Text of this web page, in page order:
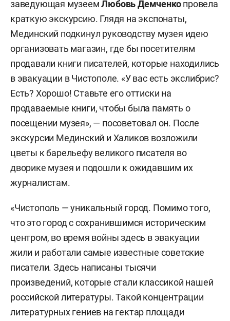
заведующая музеемЛюбовь Демченкопровела
краткую экскурсию. Глядя на экспонаты,
Мединский подкинул руководству музея идею
организовать магазин, где бы посетителям
продавали книги писателей, которые находились
в эвакуации в Чистополе. «У вас есть экслибрис?
Есть? Хорошо! Ставьте его оттиски на
продаваемые книги, чтобы была память о
посещении музея», — посоветовал он. После
экскурсии Мединский и Халиков возложили
цветы к барельефу великого писателя во
дворике музея и подошли к ожидавшим их
журналистам.
«Чистополь — уникальный город. Помимо того,
что это город с сохранившимся историческим
центром, во время войны здесь в эвакуации
жили и работали самые известные советские
писатели. Здесь написаны тысячи
произведений, которые стали классикой нашей
российской литературы. Такой концентрации
литературных гениев на гектар площади